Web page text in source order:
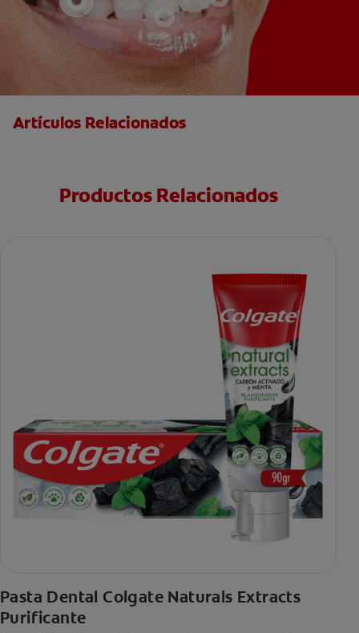
Artículos Relacionados
Productos Relacionados
Pasta Dental Colgate Naturals Extracts
Purificante